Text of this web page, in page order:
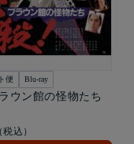
便 Blu-ray
ウン館の怪物たち
込）